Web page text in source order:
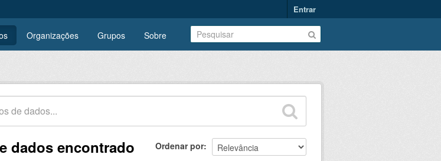
Entrar
Organizações Grupos Sobre
Ordenar por
dados encontrado